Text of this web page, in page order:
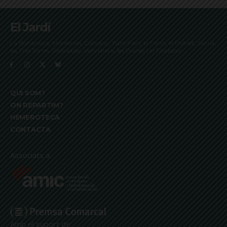
El Jardí
La Bonanova, Monterols, Galvany, Turó Parc, el Farró, el Putxet, Sarrià,
les Tres Torres, Pedralbes, Vallvidrera, les Planes i el Tibidabo
QUI SOM?
ON REPARTIM?
HEMEROTECA
CONTACTA
Associats a:
Amb el suport de: